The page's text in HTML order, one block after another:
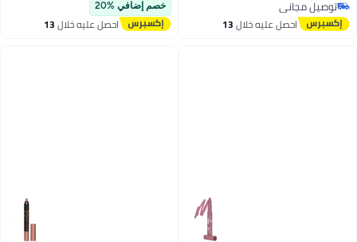
توصيل مجاني
توصيل مجانياحصل عليه خلال13
خصم إضافي %20
احصل عليه خلال13